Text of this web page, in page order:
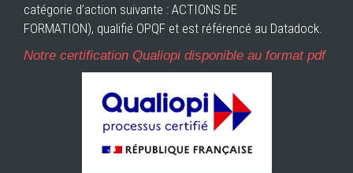
catégorie d’action suivante : ACTIONS DE
FORMATION), qualifié OPQF et est référencé au Datadock.
Notre certification Qualiopi disponible au format pdf